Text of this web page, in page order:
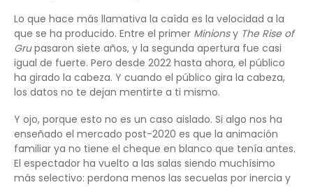
Lo que hace más llamativa la caída es la velocidad a la
que se ha producido. Entre el primer Minionsy The Rise of
Grupasaron siete años, y la segunda apertura fue casi
igual de fuerte. Pero desde 2022 hasta ahora, el público
ha girado la cabeza. Y cuando el público gira la cabeza,
los datos no te dejan mentirte a ti mismo.
Y ojo, porque esto no es un caso aislado. Si algo nos ha
enseñado el mercado post-2020 es que la animación
familiar ya no tiene el cheque en blanco que tenía antes.
El espectador ha vuelto a las salas siendo muchísimo
más selectivo: perdona menos las secuelas por inercia y